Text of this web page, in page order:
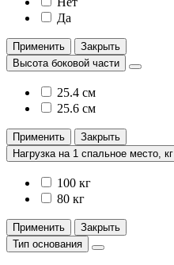
Да
Применить
Закрыть
Высота боковой части
25.4 см
25.6 см
Применить
Закрыть
Нагрузка на 1 спальное место, кг
100 кг
80 кг
Применить
Закрыть
Тип основания